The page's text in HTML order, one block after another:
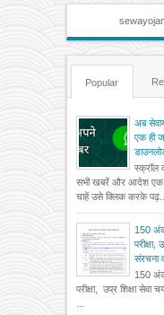
Popular
अब
एक ही
स्क्रॉल
सभी खबरें और आदेश एक
चाहें उसे क्लिक करके पढ़...
150
परीक्षा,
संरचना
150
परीक्षा, उप्र शिक्षा सेवा